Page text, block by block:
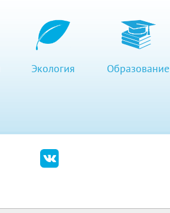
Экология Образование